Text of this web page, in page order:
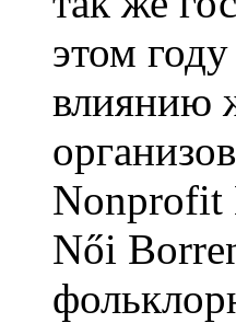
этом
влиянию
Nonprofit
Női